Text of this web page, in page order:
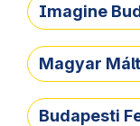
Imagine
Magyar
Budapesti